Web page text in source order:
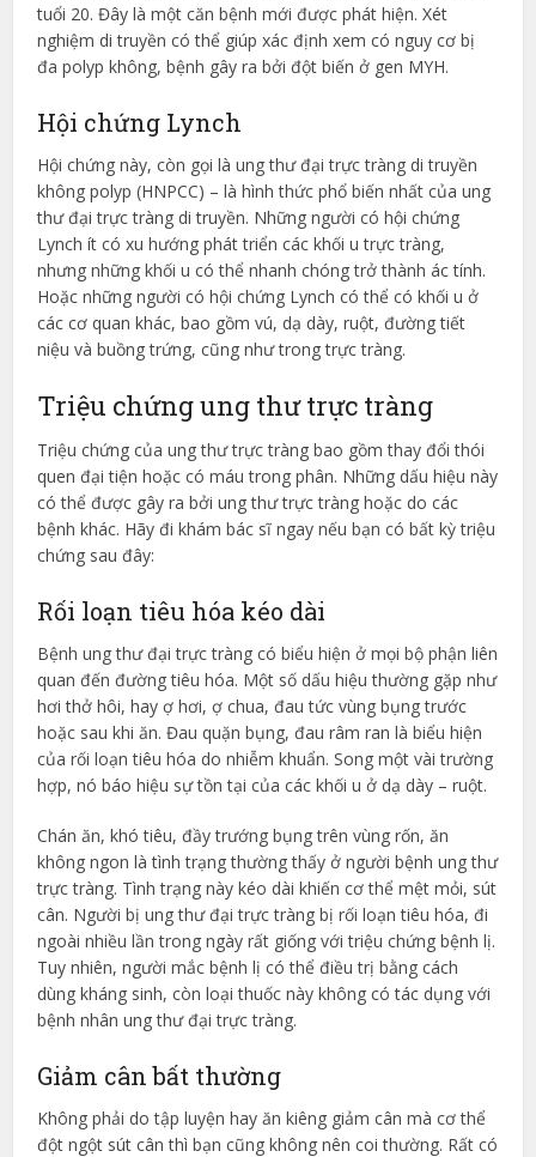
tuổi 20. Đây là một căn bệnh mới được phát hiện. Xét
nghiệm di truyền có thể giúp xác định xem có nguy cơ bị
đa polyp không, bệnh gây ra bởi đột biến ở gen MYH.
Hội chứng Lynch
Hội chứng này, còn gọi là ung thư đại trực tràng di truyền
không polyp (HNPCC) – là hình thức phổ biến nhất của ung
thư đại trực tràng di truyền. Những người có hội chứng
Lynch ít có xu hướng phát triển các khối u trực tràng,
nhưng những khối u có thể nhanh chóng trở thành ác tính.
Hoặc những người có hội chứng Lynch có thể có khối u ở
các cơ quan khác, bao gồm vú, dạ dày, ruột, đường tiết
niệu và buồng trứng, cũng như trong trực tràng.
Triệu chứng ung thư trực tràng
Triệu chứng của ung thư trực tràng bao gồm thay đổi thói
quen đại tiện hoặc có máu trong phân. Những dấu hiệu này
có thể được gây ra bởi ung thư trực tràng hoặc do các
bệnh khác. Hãy đi khám bác sĩ ngay nếu bạn có bất kỳ triệu
chứng sau đây:
Rối loạn tiêu hóa kéo dài
Bệnh ung thư đại trực tràng có biểu hiện ở mọi bộ phận liên
quan đến đường tiêu hóa. Một số dấu hiệu thường gặp như
hơi thở hôi, hay ợ hơi, ợ chua, đau tức vùng bụng trước
hoặc sau khi ăn. Đau quặn bụng, đau râm ran là biểu hiện
của rối loạn tiêu hóa do nhiễm khuẩn. Song một vài trường
hợp, nó báo hiệu sự tồn tại của các khối u ở dạ dày – ruột.
Chán ăn, khó tiêu, đầy trướng bụng trên vùng rốn, ăn
không ngon là tình trạng thường thấy ở người bệnh ung thư
trực tràng. Tình trạng này kéo dài khiến cơ thể mệt mỏi, sút
cân. Người bị ung thư đại trực tràng bị rối loạn tiêu hóa, đi
ngoài nhiều lần trong ngày rất giống với triệu chứng bệnh lị.
Tuy nhiên, người mắc bệnh lị có thể điều trị bằng cách
dùng kháng sinh, còn loại thuốc này không có tác dụng với
bệnh nhân ung thư đại trực tràng.
Giảm cân bất thường
Không phải do tập luyện hay ăn kiêng giảm cân mà cơ thể
đột ngột sút cân thì bạn cũng không nên coi thường. Rất có